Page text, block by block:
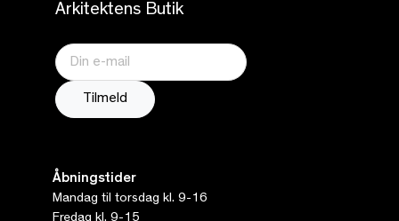
Arkitektens Butik
Åbningstider
Mandag til torsdag kl. 9-16